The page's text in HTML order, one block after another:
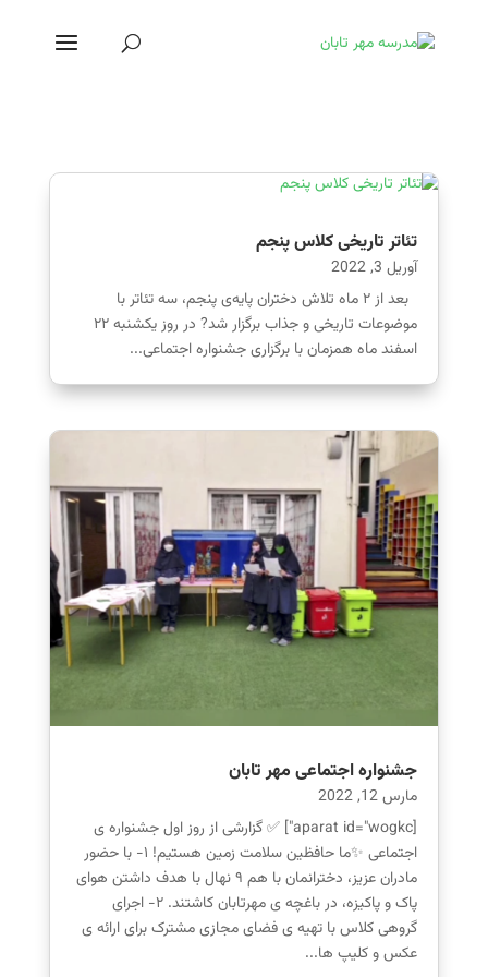
تئاتر تاریخی کلاس پنجم
آوریل 3, 2022
بعد از ۲ ماه تلاش دختران پایه‌ی پنجم، سه تئاتر با
موضوعات تاریخی و جذاب برگزار شد? در روز یکشنبه ۲۲
اسفند ماه همزمان با برگزاری جشنواره اجتماعی...
جشنواره اجتماعی مهر تابان
مارس 12, 2022
[aparat id="wogkc"] ✅ گزارشی از روز اول جشنواره ی
اجتماعی ✨ما حافظین سلامت زمین هستیم! ۱- با حضور
مادران عزیز، دخترانمان با هم ۹ نهال با هدف داشتن هوای
پاک و پاکیزه، در باغچه ی مهرتابان کاشتند. ۲- اجرای
گروهی کلاس با تهیه ی فضای مجازی مشترک برای ارائه ی
عکس و کلیپ ها...